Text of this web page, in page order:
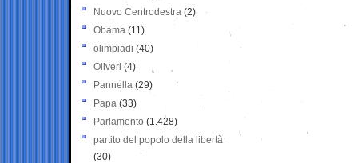
Nuovo Centrodestra (2)
Obama (11)
olimpiadi (40)
Oliveri (4)
Pannella (29)
Papa (33)
Parlamento (1.428)
partito del popolo della libertà
(30)